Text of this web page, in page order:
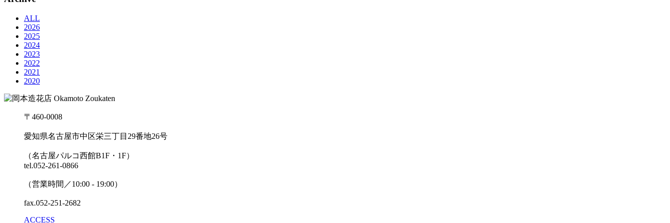
ALL
2026
2025
2024
2023
2022
2021
2020
〒460-0008
愛知県名古屋市中区栄三丁目29番地26号
（名古屋パルコ西館B1F・1F）
tel.052-261-0866
（営業時間／10:00 - 19:00）
fax.052-251-2682
ACCESS